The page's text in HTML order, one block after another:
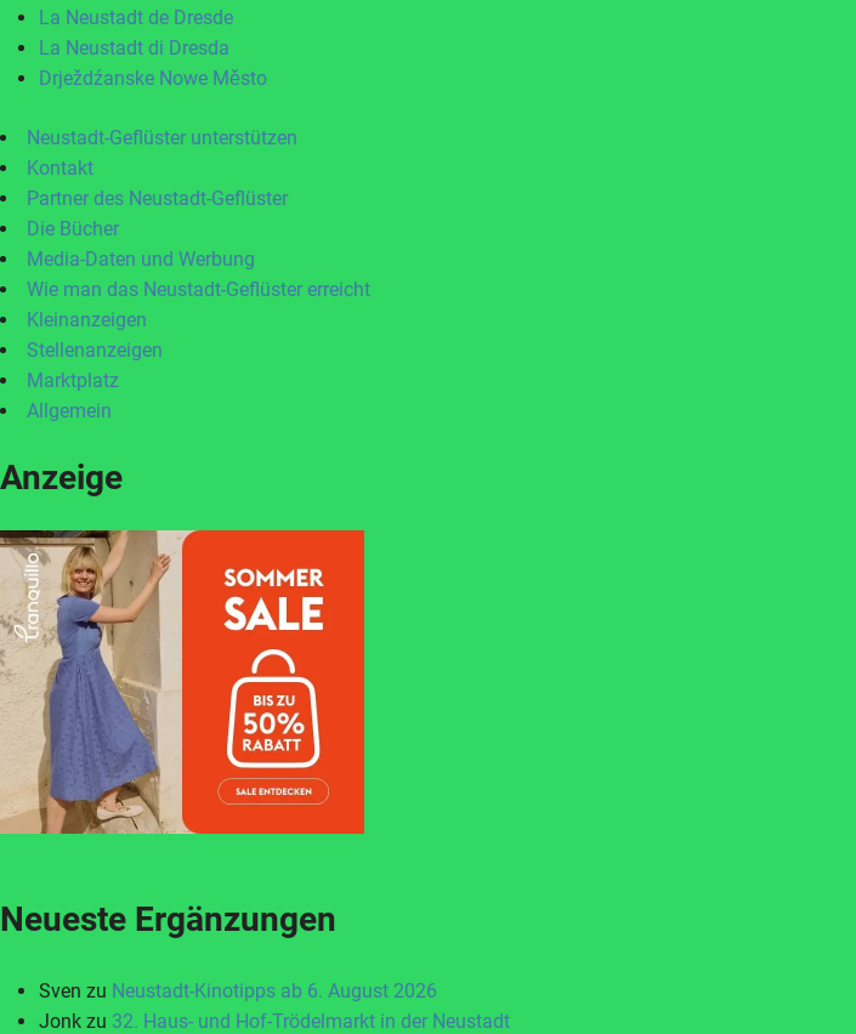
La Neustadt de Dresde
La Neustadt di Dresda
Drježdźanske Nowe Město
Neustadt-Geflüster unterstützen
Kontakt
Partner des Neustadt-Geflüster
Die Bücher
Media-Daten und Werbung
Wie man das Neustadt-Geflüster erreicht
Kleinanzeigen
Stellenanzeigen
Marktplatz
Allgemein
Anzeige
Neueste Ergänzungen
Sven zu Neustadt-Kinotipps ab 6. August 2026
Jonk zu 32. Haus- und Hof-Trödelmarkt in der Neustadt